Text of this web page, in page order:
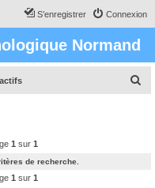
Connexion
S’enregistrer
Normand
1 sur 1
de recherche.
1 sur 1